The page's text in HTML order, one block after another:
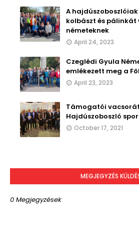
A
kolbászt és pálinkát
németeknek
April 24, 2023
Czeglédi Gyula
emlékezett meg a
April 23, 2023
Támogatói
Hajdúszoboszló
October 17, 2021
MEGJEGYZÉS
0 Megjegyzések